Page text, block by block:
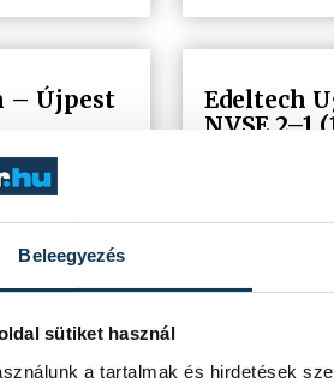
Beleegyezés
sütiket használ
a tartalmak és hirdetések
– Újpest
Edeltech
NVSE 2–1
3 4